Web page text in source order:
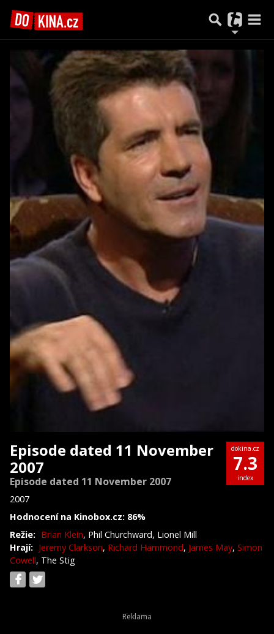
Episode dated 11 November
2007
Episode dated 11 November 2007
2007
Hodnocení na Kinobox.cz: 86%
dokina.cz
7.3
index
Režie: Brian Klein, Phil Churchward, Lionel Mill
Hrají: Jeremy Clarkson, Richard Hammond, James May, Simon
Cowell, The Stig